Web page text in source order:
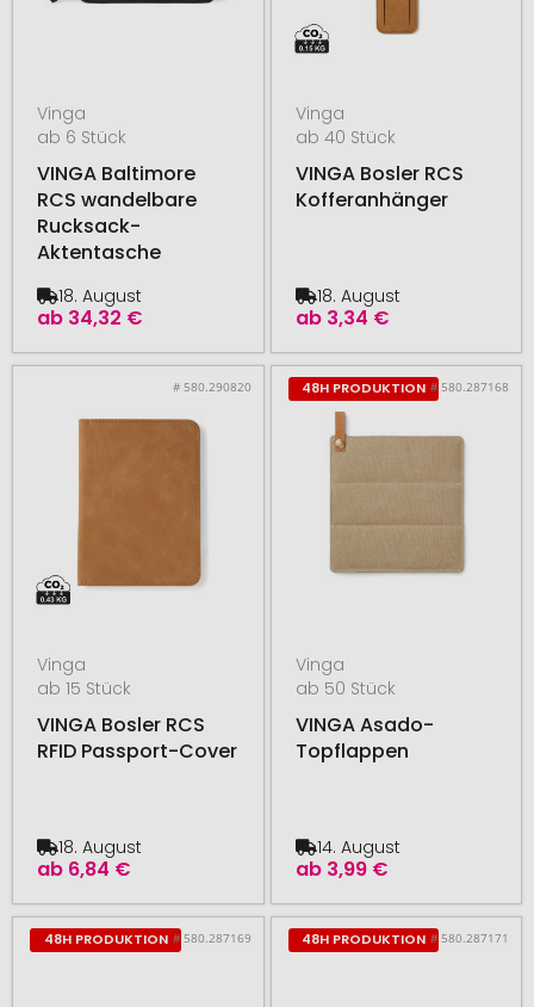
Vinga
ab 6 Stück
VINGA Baltimore
RCS wandelbare
Rucksack-
Aktentasche
ab 34,32 €
18. August
Vinga
ab 40 Stück
VINGA Bosler RCS
Kofferanhänger
ab 3,34 €
18. August
# 580.290820
Vinga
ab 15 Stück
VINGA Bosler RCS
RFID Passport-Cover
ab 6,84 €
18. August
48H PRODUKTION # 580.287168
Vinga
ab 50 Stück
VINGA Asado-
Topflappen
ab 3,99 €
14. August
48H PRODUKTION # 580.287169 48H PRODUKTION # 580.287171